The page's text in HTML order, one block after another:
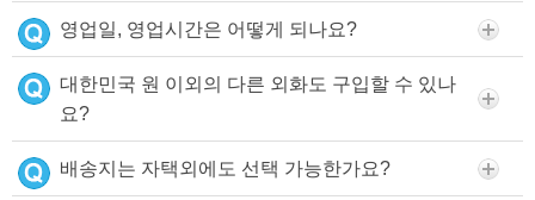
영업일, 영업시간은 어떻게 되나요?
대한민국 원 이외의 다른 외화도 구입할 수 있나
요?
배송지는 자택외에도 선택 가능한가요?